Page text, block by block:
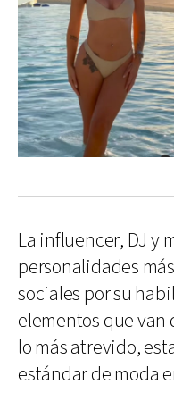
La influencer, DJ y
personalidades
sociales por su
elementos que van
lo más atrevido,
estándar de moda